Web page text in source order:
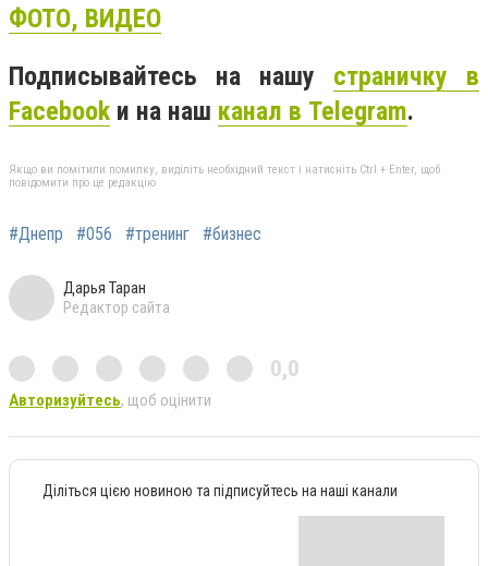
ФОТО, ВИДЕО
Подписывайтесь на нашу страничку в
Facebook и на наш канал в Telegram.
Якщо ви помітили помилку, виділіть необхідний текст і натисніть Ctrl + Enter, щоб
повідомити про це редакцію
#Днепр #056 #тренинг #бизнес
Дарья Таран
Редактор сайта
0,0
Авторизуйтесь, щоб оцінити
Діліться цією новиною та підписуйтесь на наші канали